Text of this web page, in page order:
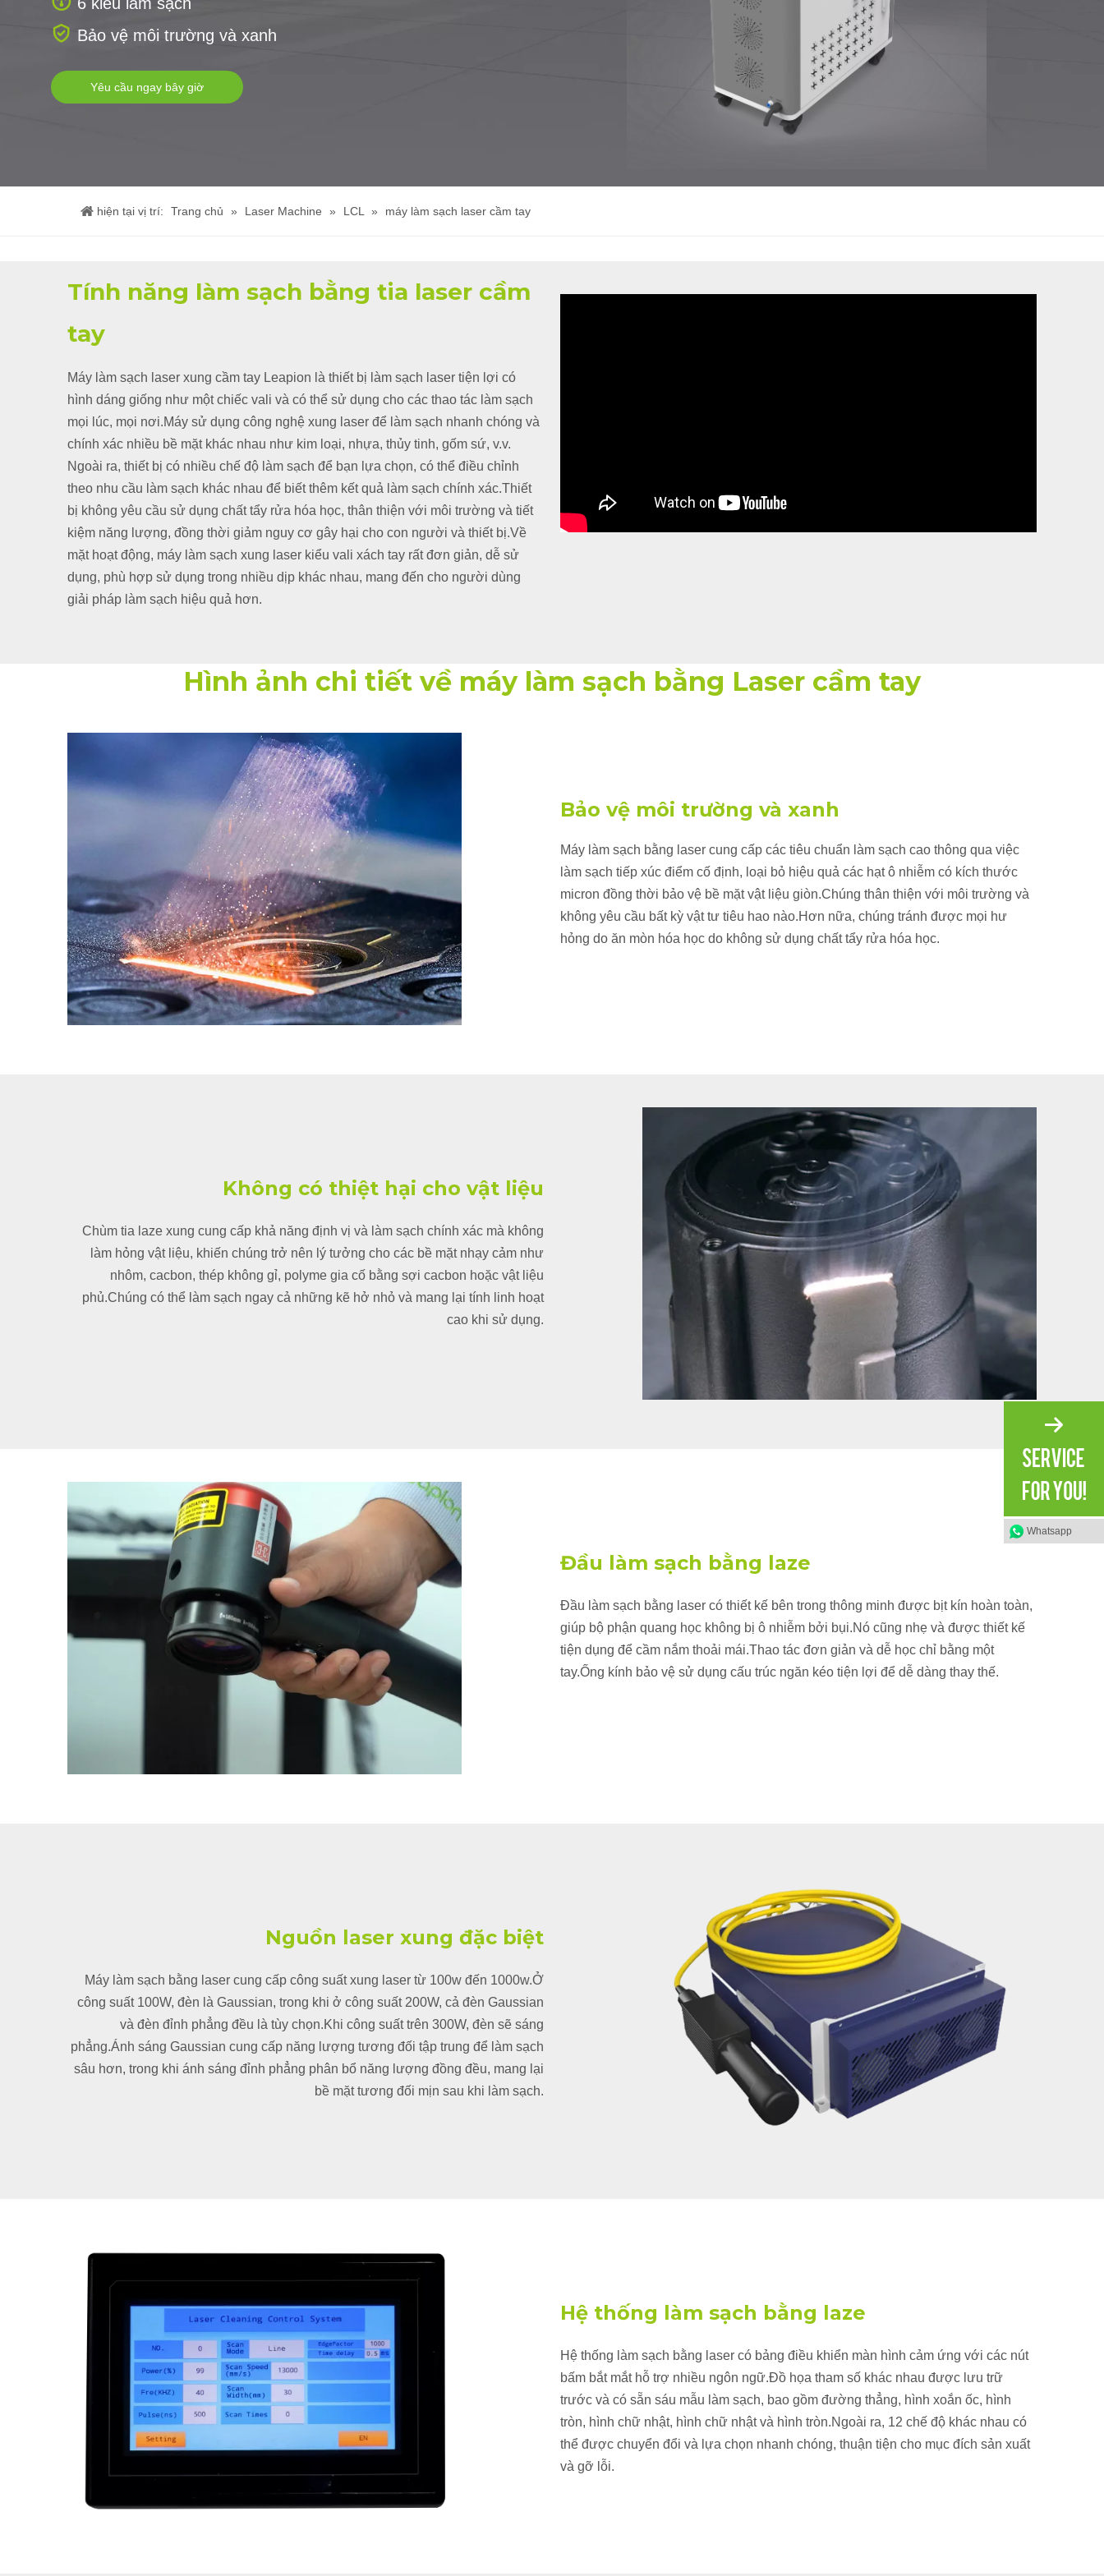
 Bảo vệ môi trường và xanh
Yêu cầu ngay bây giờ
hiện tại vị trí: Trang chủ » Laser Machine » LCL » máy làm sạch laser cầm tay
Tính năng làm sạch bằng tia laser cầm
tay
Máy làm sạch laser xung cầm tay Leapion là thiết bị làm sạch laser tiện lợi có
hình dáng giống như một chiếc vali và có thể sử dụng cho các thao tác làm sạch
mọi lúc, mọi nơi.Máy sử dụng công nghệ xung laser để làm sạch nhanh chóng và
chính xác nhiều bề mặt khác nhau như kim loại, nhựa, thủy tinh, gốm sứ, v.v.
Ngoài ra, thiết bị có nhiều chế độ làm sạch để bạn lựa chọn, có thể điều chỉnh
theo nhu cầu làm sạch khác nhau để biết thêm kết quả làm sạch chính xác.Thiết
bị không yêu cầu sử dụng chất tẩy rửa hóa học, thân thiện với môi trường và tiết
kiệm năng lượng, đồng thời giảm nguy cơ gây hại cho con người và thiết bị.Về
mặt hoạt động, máy làm sạch xung laser kiểu vali xách tay rất đơn giản, dễ sử
dụng, phù hợp sử dụng trong nhiều dịp khác nhau, mang đến cho người dùng
giải pháp làm sạch hiệu quả hơn.
Hình ảnh chi tiết về máy làm sạch bằng Laser cầm tay
Bảo vệ môi trường và xanh
Máy làm sạch bằng laser cung cấp các tiêu chuẩn làm sạch cao thông qua việc
làm sạch tiếp xúc điểm cố định, loại bỏ hiệu quả các hạt ô nhiễm có kích thước
micron đồng thời bảo vệ bề mặt vật liệu giòn.Chúng thân thiện với môi trường và
không yêu cầu bất kỳ vật tư tiêu hao nào.Hơn nữa, chúng tránh được mọi hư
hỏng do ăn mòn hóa học do không sử dụng chất tẩy rửa hóa học.
Không có thiệt hại cho vật liệu
Chùm tia laze xung cung cấp khả năng định vị và làm sạch chính xác mà không
làm hỏng vật liệu, khiến chúng trở nên lý tưởng cho các bề mặt nhạy cảm như
nhôm, cacbon, thép không gỉ, polyme gia cố bằng sợi cacbon hoặc vật liệu
phủ.Chúng có thể làm sạch ngay cả những kẽ hở nhỏ và mang lại tính linh hoạt
cao khi sử dụng.
Đầu làm sạch bằng laze
Đầu làm sạch bằng laser có thiết kế bên trong thông minh được bịt kín hoàn toàn,
giúp bộ phận quang học không bị ô nhiễm bởi bụi.Nó cũng nhẹ và được thiết kế
tiện dụng để cầm nắm thoải mái.Thao tác đơn giản và dễ học chỉ bằng một
tay.Ống kính bảo vệ sử dụng cấu trúc ngăn kéo tiện lợi để dễ dàng thay thế.
Nguồn laser xung đặc biệt
Máy làm sạch bằng laser cung cấp công suất xung laser từ 100w đến 1000w.Ở
công suất 100W, đèn là Gaussian, trong khi ở công suất 200W, cả đèn Gaussian
và đèn đỉnh phẳng đều là tùy chọn.Khi công suất trên 300W, đèn sẽ sáng
phẳng.Ánh sáng Gaussian cung cấp năng lượng tương đối tập trung để làm sạch
sâu hơn, trong khi ánh sáng đỉnh phẳng phân bổ năng lượng đồng đều, mang lại
bề mặt tương đối mịn sau khi làm sạch.
Hệ thống làm sạch bằng laze
Hệ thống làm sạch bằng laser có bảng điều khiển màn hình cảm ứng với các nút
bấm bắt mắt hỗ trợ nhiều ngôn ngữ.Đồ họa tham số khác nhau được lưu trữ
trước và có sẵn sáu mẫu làm sạch, bao gồm đường thẳng, hình xoắn ốc, hình
tròn, hình chữ nhật, hình chữ nhật và hình tròn.Ngoài ra, 12 chế độ khác nhau có
thể được chuyển đổi và lựa chọn nhanh chóng, thuận tiện cho mục đích sản xuất
và gỡ lỗi.
Whatsapp